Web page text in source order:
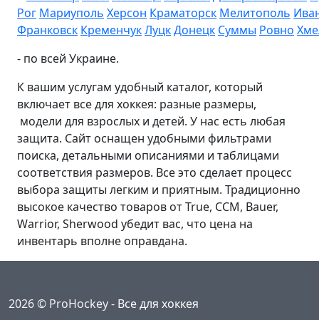
Рог Мариуполь Херсон Краматорск Мелитополь
Франковск КременчукЛуцкДонецк Суммы Ровно
- по всей Украине.
К вашим услугам удобный каталог, который
включает все для хоккея: разные размеры,
модели для взрослых и детей. У нас есть любая
защита. Сайт оснащен удобными фильтрами
поиска, детальными описаниями и таблицами
соответствия размеров. Все это сделает процесс
выбора защиты легким и приятным. Традиционно
высокое качество товаров от True, CCM, Bauer,
Warrior, Sherwood убедит вас, что цена на
инвентарь вполне оправдана.
2026 © ProHockey - Все для хоккея